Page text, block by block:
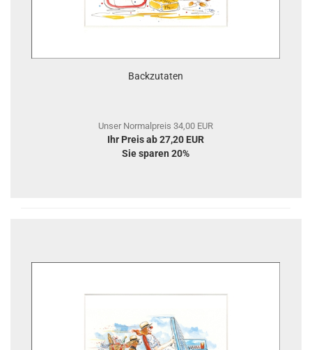
Backzutaten
Unser Normalpreis 34,00 EUR
Ihr Preis ab 27,20 EUR
Sie sparen 20%